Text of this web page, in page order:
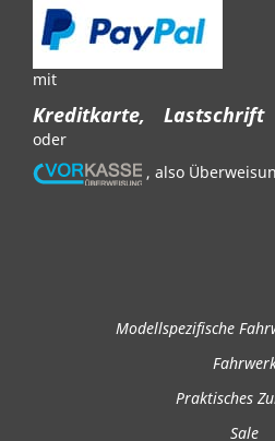
mit
Kreditkarte, Lastschrift
oder
, also
Modellspezifische
Praktisches
Sale